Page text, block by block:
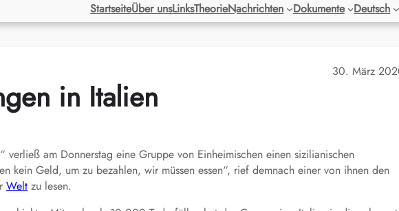
StartseiteÜber unsLinksTheorieNachrichten Dokumente Deutsch
30. März
in Italien
verließ am Donnerstag eine Gruppe von Einheimischen einen sizilianischen
kein Geld, um zu bezahlen, wir müssen essen“, rief demnach einer von ihnen den
Welt zu lesen.